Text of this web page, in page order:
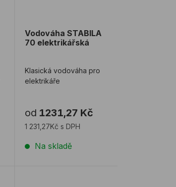
Vodováha STABILA
70 elektrikářská
Klasická vodováha pro
elektrikáře
od 1231,27 Kč
1 231,27Kč s DPH
Na skladě